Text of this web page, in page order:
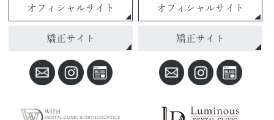
オフィシャルサイト
矯正サイト
オフィシャルサイト
矯正サイト